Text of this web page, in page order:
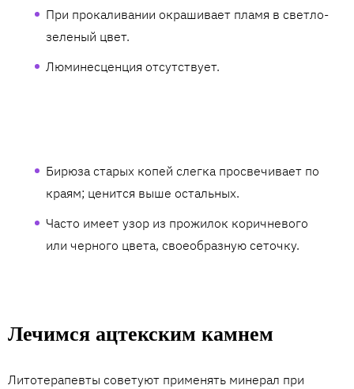
При прокаливании окрашивает пламя в светло-
зеленый цвет.
Люминесценция отсутствует.
Бирюза старых копей слегка просвечивает по
краям; ценится выше остальных.
Часто имеет узор из прожилок коричневого
или черного цвета, своеобразную сеточку.
Лечимся ацтекским камнем
Литотерапевты советуют применять минерал при